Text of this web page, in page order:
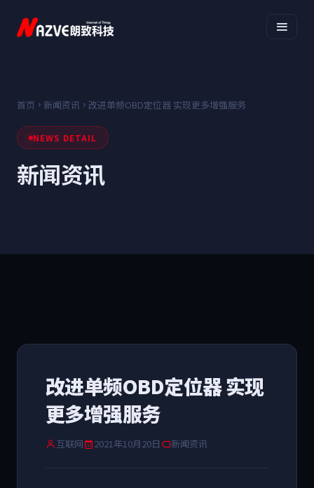
首页 新闻资讯 改进单频OBD定位器 实现更多增强服务
NEWS DETAIL
新闻资讯
改进单频OBD定位器 实现
更多增强服务
互联网 2021年10月20日 新闻资讯